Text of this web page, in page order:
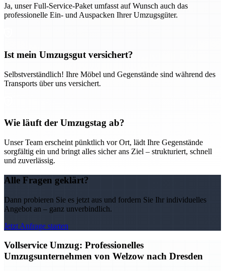
Ja, unser Full-Service-Paket umfasst auf Wunsch auch das
professionelle Ein- und Auspacken Ihrer Umzugsgüter.
Ist mein Umzugsgut versichert?
Selbstverständlich! Ihre Möbel und Gegenstände sind während des
Transports über uns versichert.
Wie läuft der Umzugstag ab?
Unser Team erscheint pünktlich vor Ort, lädt Ihre Gegenstände
sorgfältig ein und bringt alles sicher ans Ziel – strukturiert, schnell
und zuverlässig.
Alle Fragen geklärt?
Dann probieren Sie es jetzt aus und fordern Sie Ihr individuelles
Angebot an – ganz unverbindlich.
Jetzt Anfrage starten
Vollservice Umzug: Professionelles
Umzugsunternehmen von Welzow nach Dresden